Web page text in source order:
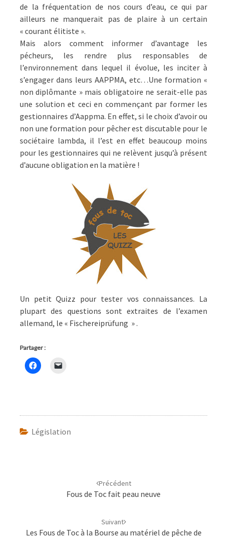
de la fréquentation de nos cours d’eau, ce qui par
ailleurs ne manquerait pas de plaire à un certain
« courant élitiste ».
Mais alors comment informer d’avantage les
pécheurs, les rendre plus responsables de
l’environnement dans lequel il évolue, les inciter à
s’engager dans leurs AAPPMA, etc…Une formation «
non diplômante » mais obligatoire ne serait-elle pas
une solution et ceci en commençant par former les
gestionnaires d’Aappma. En effet, si le choix d’avoir ou
non une formation pour pêcher est discutable pour le
sociétaire lambda, il l’est en effet beaucoup moins
pour les gestionnaires qui ne relèvent jusqu’à présent
d’aucune obligation en la matière !
Un petit Quizz pour tester vos connaissances. La
plupart des questions sont extraites de l’examen
allemand, le « Fischereiprüfung » .
Partager :
Législation
Précédent
Fous de Toc fait peau neuve
Suivant
Les Fous de Toc à la Bourse au matériel de pêche de